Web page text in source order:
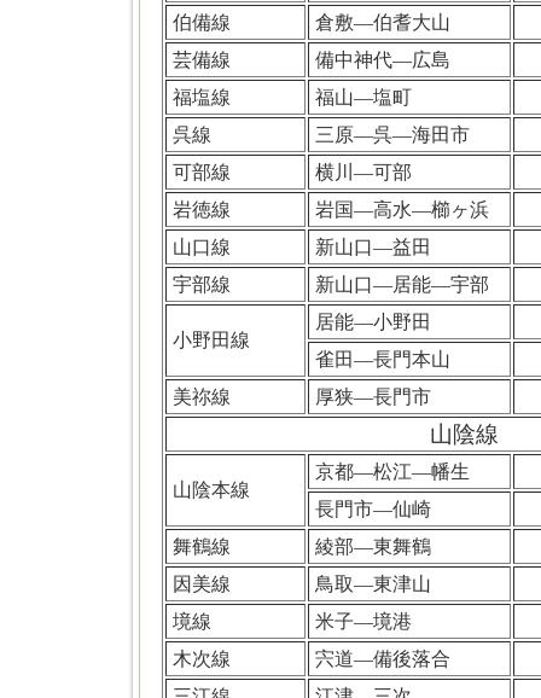
伯備線
倉敷―伯耆大山
芸備線
備中神代―広島
福塩線
福山―塩町
呉線
三原―呉―海田市
可部線
横川―可部
岩徳線
岩国―高水―櫛ヶ浜
山口線
新山口―益田
宇部線
新山口―居能―宇部
小野田線
居能―小野田
雀田―長門本山
美祢線
厚狭―長門市
山陰線
山陰本線
京都―松江―幡生
長門市―仙崎
舞鶴線
綾部―東舞鶴
因美線
鳥取―東津山
境線
米子―境港
木次線
宍道―備後落合